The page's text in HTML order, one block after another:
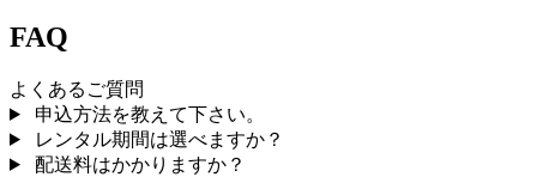
FAQ
よくあるご質問
申込方法を教えて下さい。
レンタル期間は選べますか？
配送料はかかりますか？